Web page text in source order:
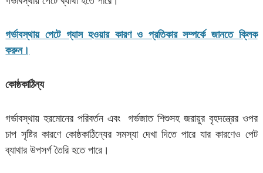
গর্ভাবস্থায় পেটে গ্যাস হওয়ার কারণ ও প্রতিকার সম্পর্কে জানতে ক্লিক
করুন।
কোষ্ঠকাঠিন্য
গর্ভাবস্থায় হরমোনের পরিবর্তন এবং গর্ভজাত শিশুসহ জরায়ুর বৃহদন্ত্রের ওপর
চাপ সৃষ্টির কারণে কোষ্ঠকাঠিন্যের সমস্যা দেখা দিতে পারে যার কারণেও পেট
ব্যাথার উপসর্গ তৈরি হতে পারে।